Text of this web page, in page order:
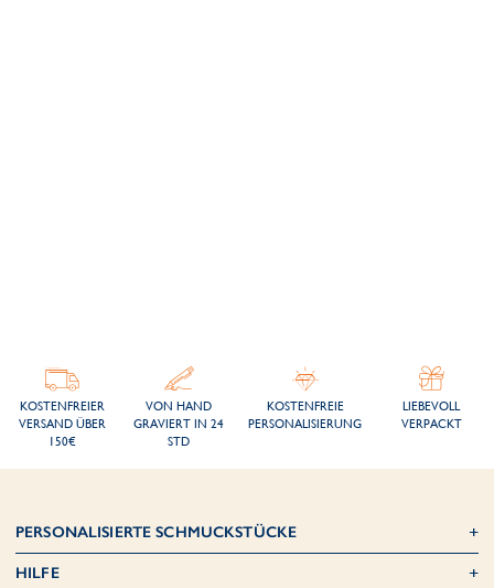
KOSTENFREIER
VERSAND ÜBER
150€
VON HAND
GRAVIERT IN 24
STD
KOSTENFREIE
PERSONALISIERUNG
LIEBEVOLL
VERPACKT
PERSONALISIERTE SCHMUCKSTÜCKE
HILFE